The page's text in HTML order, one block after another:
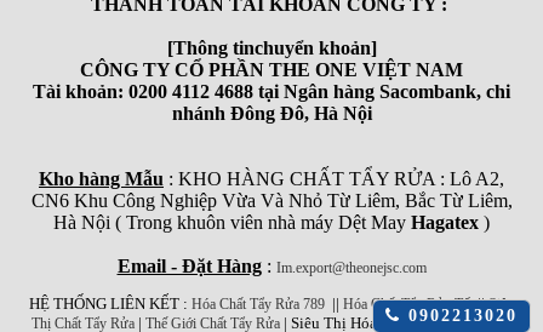
Click
0902213020
THANH TOÁN TÀI KHOẢN CÔNG TY :
[Thông tinchuyển khoản]
CÔNG TY CỔ PHẦN THE ONE VIỆT NAM
Tài khoản: 0200 4112 4688 tại Ngân hàng Sacombank, chi
nhánh Đông Đô, Hà Nội
Kho hàng Mẫu : KHO HÀNG CHẤT TẨY RỬA : Lô A2,
CN6 Khu Công Nghiệp Vừa Và Nhỏ Từ Liêm, Bắc Từ Liêm,
Hà Nội ( Trong khuôn viên nhà máy Dệt May Hagatex )
Email - Đặt Hàng: Im.export@theonejsc.com
HỆ THỐNG LIÊN KẾT : Hóa Chất Tẩy Rửa 789 || Hóa Chất Tẩy Rửa Tốt||Siêu
Thị Chất Tẩy Rửa | Thế Giới Chất Tẩy Rửa | Siêu Thị Hóa Chất Công Nghiệp